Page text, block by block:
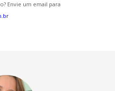
Envie um email para